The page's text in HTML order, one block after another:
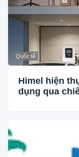
Quốc tế
Himel hiện
dụng qua